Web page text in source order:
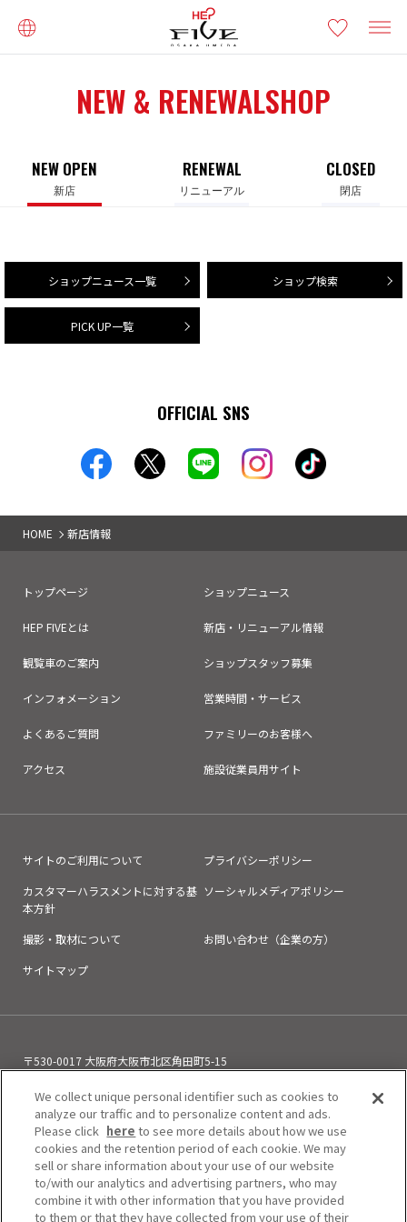
NEW & RENEWALSHOP
NEW OPEN
新店
RENEWAL
リニューアル
CLOSED
閉店
ショップニュース一覧 ショップ検索
PICK UP一覧
OFFICIAL SNS
HOME 新店情報
トップページ ショップニュース
HEP FIVEとは 新店・リニューアル情報
観覧車のご案内 ショップスタッフ募集
インフォメーション 営業時間・サービス
よくあるご質問 ファミリーのお客様へ
アクセス 施設従業員用サイト
サイトのご利用について
プライバシーポリシー
カスタマーハラスメントに対する基
本方針
ソーシャルメディアポリシー
撮影・取材について
お問い合わせ（企業の方）
サイトマップ
〒530-0017 大阪府大阪市北区角田町5-15
06-6313-0501（11:00～21:00）
We collect unique personal identifier such as cookies to
analyze our traffic and to personalize content and ads.
Please click here to see more details about how we use
cookies and the retention period of each cookie. We may
sell or share information about your use of our website
to/with our analytics and advertising partners, who may
combine it with other information that you have provided
to them or that they have collected from your use of their